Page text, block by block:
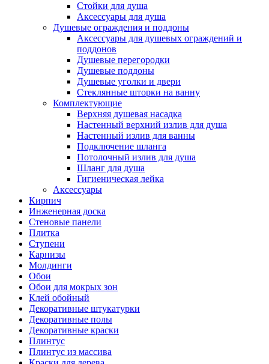
Стойки для душа
Аксессуары для душа
Душевые ограждения и поддоны
Аксессуары для душевых ограждений и
поддонов
Душевые перегородки
Душевые поддоны
Душевые уголки и двери
Стеклянные шторки на ванну
Комплектующие
Верхняя душевая насадка
Настенный верхний излив для душа
Настенный излив для ванны
Подключение шланга
Потолочный излив для душа
Шланг для душа
Гигиеническая лейка
Аксессуары
Кирпич
Инженерная доска
Стеновые панели
Плитка
Ступени
Карнизы
Молдинги
Обои
Обои для мокрых зон
Клей обойный
Декоративные штукатурки
Декоративные полы
Декоративные краски
Плинтус
Плинтус из массива